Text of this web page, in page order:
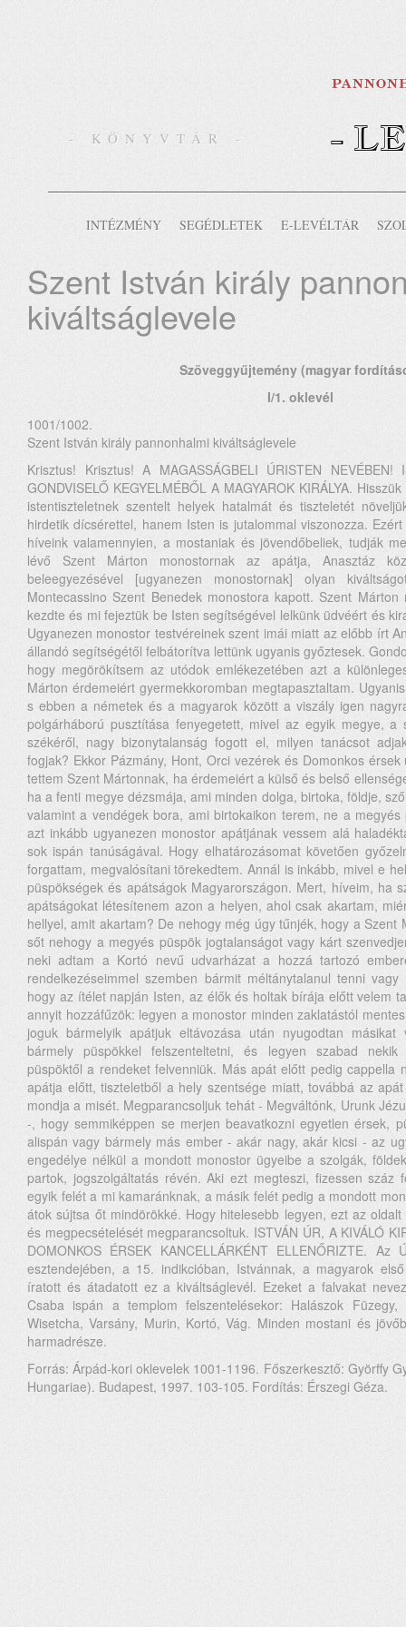
- KÖNYVTÁR - -
INTÉZMÉNY SEGÉDLETEK E-LEVÉLTÁR
Szent István király
kiváltságlevele
Szöveggyűjtemény (magyar
I/1. oklevél
1001/1002.
Szent István király pannonhalmi kiváltságlevele
Krisztus! Krisztus! A MAGASSÁGBELI ÚRISTEN NEVÉBEN!
GONDVISELŐ KEGYELMÉBŐL A MAGYAROK KIRÁLYA.
istentiszteletnek szentelt helyek hatalmát és tiszteletét
hirdetik dícsérettel, hanem Isten is jutalommal viszonozza.
híveink valamennyien, a mostaniak és jövendőbeliek, tudják
lévő Szent Márton monostornak az apátja, Anasztáz
beleegyezésével [ugyanezen monostornak] olyan
Montecassino Szent Benedek monostora kapott. Szent
kezdte és mi fejeztük be Isten segítségével lelkünk üdvéért és
Ugyanezen monostor testvéreinek szent imái miatt az előbb írt
állandó segítségétől felbátorítva lettünk ugyanis győztesek.
hogy megörökítsem az utódok emlékezetében azt a
Márton érdemeiért gyermekkoromban megtapasztaltam.
s ebben a németek és a magyarok között a viszály igen
polgárháború pusztítása fenyegetett, mivel az egyik megye,
székéről, nagy bizonytalanság fogott el, milyen tanácsot
fogjak? Ekkor Pázmány, Hont, Orci vezérek és Domonkos
tettem Szent Mártonnak, ha érdemeiért a külső és belső
ha a fenti megye dézsmája, ami minden dolga, birtoka, földje,
valamint a vendégek bora, ami birtokaikon terem, ne a
azt inkább ugyanezen monostor apátjának vessem alá
sok ispán tanúságával. Hogy elhatározásomat követően
forgattam, megvalósítani törekedtem. Annál is inkább, mivel e
püspökségek és apátságok Magyarországon. Mert, híveim, ha
apátságokat létesítenem azon a helyen, ahol csak akartam,
hellyel, amit akartam? De nehogy még úgy tűnjék, hogy a Szent
sőt nehogy a megyés püspök jogtalanságot vagy kárt
neki adtam a Kortó nevű udvarházat a hozzá tartozó
rendelkezéseimmel szemben bármit méltánytalanul tenni
hogy az ítélet napján Isten, az élők és holtak bírája előtt velem
annyit hozzáfűzök: legyen a monostor minden zaklatástól
joguk bármelyik apátjuk eltávozása után nyugodtan másikat
bármely püspökkel felszenteltetni, és legyen szabad nekik
püspöktől a rendeket felvenniük. Más apát előtt pedig cappella
apátja előtt, tiszteletből a hely szentsége miatt, továbbá az
mondja a misét. Megparancsoljuk tehát - Megváltónk, Urunk
-, hogy semmiképpen se merjen beavatkozni egyetlen érsek,
alispán vagy bármely más ember - akár nagy, akár kicsi - az
engedélye nélkül a mondott monostor ügyeibe a szolgák,
partok, jogszolgáltatás révén. Aki ezt megteszi, fizessen száz
egyik felét a mi kamaránknak, a másik felét pedig a mondott
átok sújtsa őt mindörökké. Hogy hitelesebb legyen, ezt az
és megpecsételését megparancsoltuk. ISTVÁN ÚR, A KIVÁLÓ
DOMONKOS ÉRSEK KANCELLÁRKÉNT ELLENŐRIZTE. Az
esztendejében, a 15. indikcióban, Istvánnak, a magyarok
íratott és átadatott ez a kiváltságlevél. Ezeket a falvakat
Csaba ispán a templom felszentelésekor: Halászok Füzegy,
Wisetcha, Varsány, Murin, Kortó, Vág. Minden mostani és
harmadrésze.
Forrás: Árpád-kori oklevelek 1001-1196. Főszerkesztő: Györffy
Hungariae). Budapest, 1997. 103-105. Fordítás: Érszegi Géza.